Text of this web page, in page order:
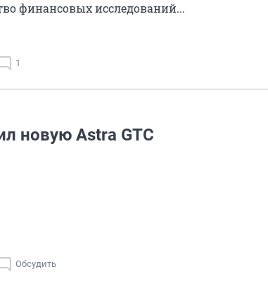
финансовых исследований...
1
новую Astra GTC
Обсудить